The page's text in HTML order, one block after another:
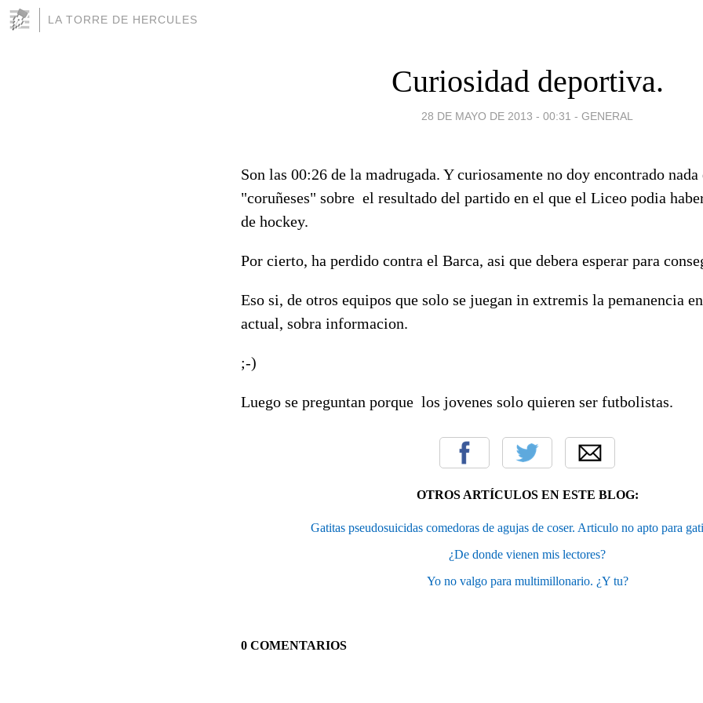
LA TORRE DE HERCULES
Curiosidad deportiva.
28 DE MAYO DE 2013 - 00:31 - GENERAL
Son las 00:26 de la madrugada. Y curiosamente no doy encontrado
"coruñeses" sobre el resultado del partido en el que el Liceo podia
de hockey.
Por cierto, ha perdido contra el Barca, asi que debera esperar para
Eso si, de otros equipos que solo se juegan in extremis la pemanencia
actual, sobra informacion.
;-)
Luego se preguntan porque los jovenes solo quieren ser futbolistas.
OTROS ARTÍCULOS EN ESTE BLOG:
Gatitas pseudosuicidas comedoras de agujas de coser. Articulo no apto para
¿De donde vienen mis lectores?
Yo no valgo para multimillonario. ¿Y tu?
0 COMENTARIOS